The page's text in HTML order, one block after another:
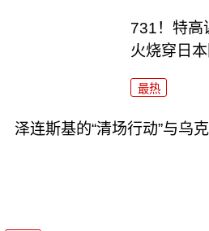
731！特高
火烧穿日
最热
泽连斯基的“清场行动”与乌